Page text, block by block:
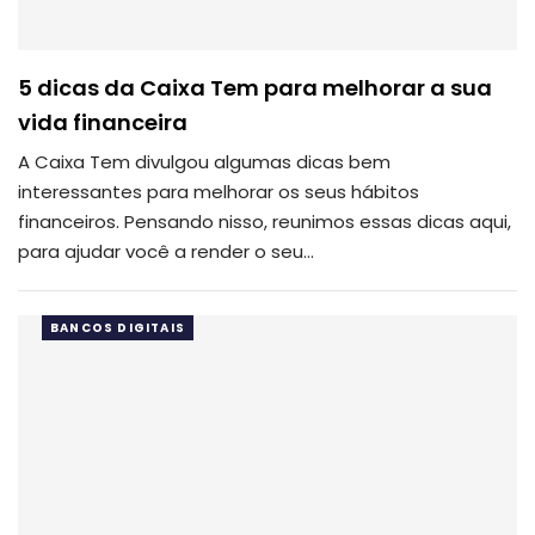
5 dicas da Caixa Tem para melhorar a sua
vida financeira
A Caixa Tem divulgou algumas dicas bem
interessantes para melhorar os seus hábitos
financeiros. Pensando nisso, reunimos essas dicas aqui,
para ajudar você a render o seu…
BANCOS DIGITAIS